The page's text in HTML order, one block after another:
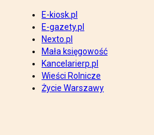
E-kiosk.pl
E-gazety.pl
Nexto.pl
Mała księgowość
Kancelarierp.pl
Wieści Rolnicze
Życie Warszawy